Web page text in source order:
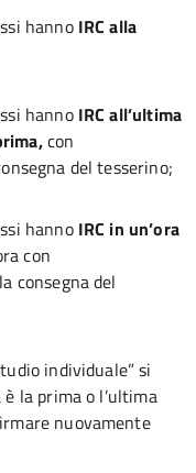
hanno IRC alla
hanno IRC all’ultima
con
del tesserino;
hanno IRC in un’ora
con
consegna del
individuale” si
la prima o l’ultima
nuovamente